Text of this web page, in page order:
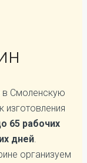
в Смоленскую
изготовления
65 рабочих
дней.
организуем